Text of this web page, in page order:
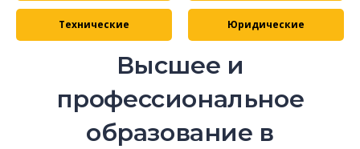
Технические Юридические
Высшее и
профессиональное
образование в